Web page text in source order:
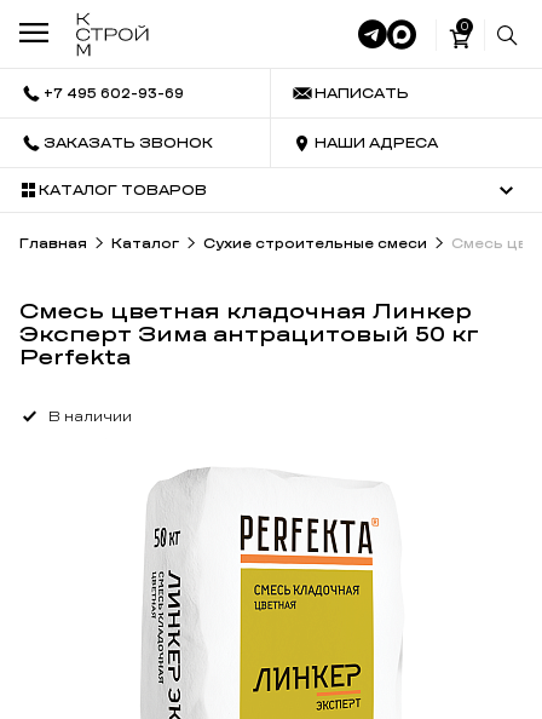
0
+7 495 602-93-69 НАПИСАТЬ
ЗАКАЗАТЬ ЗВОНОК НАШИ АДРЕСА
КАТАЛОГ ТОВАРОВ
Главная Каталог Сухие строительные смеси Смесь
Смесь цветная кладочная Линкер
Эксперт Зима антрацитовый 50 кг
Perfekta
В наличии